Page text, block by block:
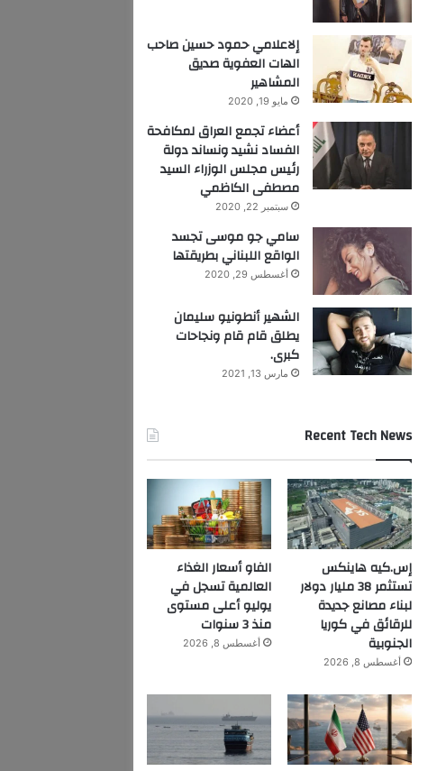
إلاعلامي حمود حسين صاحب
الهات العفوية صديق
المشاهير
مايو 19, 2020
أعضاء تجمع العراق لمكافحة
الفساد نشيد ونساند دولة
رئيس مجلس الوزراء السيد
مصطفى الكاظمي
سبتمبر 22, 2020
سامي جو موسى تجسد
الواقع اللبناني بطريقتها
أغسطس 29, 2020
الشهير أنطونيو سليمان
يطلق قام قام ونجاحات
كبرى.
مارس 13, 2021
Recent Tech News
إس.كيه هاينكس
تستثمر 38 مليار دولار
لبناء مصانع جديدة
للرقائق في كوريا
الجنوبية
أغسطس 8, 2026
الفاو أسعار الغذاء
العالمية تسجل في
يوليو أعلى مستوى
منذ 3 سنوات
أغسطس 8, 2026